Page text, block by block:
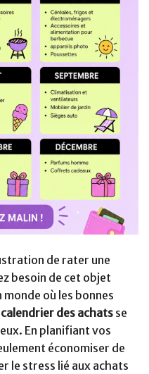
de rater une
besoin de cet objet
monde où les bonnes
calendrier des achats se
En planifiant vos
économiser de
le stress lié aux achats